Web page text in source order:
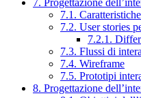
7.1.
7.2. User stories
7.2.1.
7.3. Flussi di
7.4. Wireframe
7.5. Prototipi
8. Progettazione